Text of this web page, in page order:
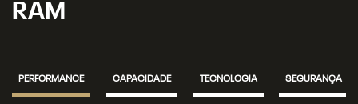
RAM
PERFORMANCE CAPACIDADE TECNOLOGIA SEGURANÇA